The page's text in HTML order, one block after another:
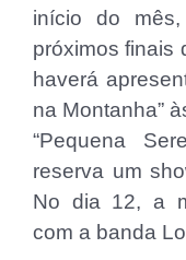
início do
próximos finais
haverá
na Montanha”
“Pequena
reserva um
No dia 12, a
com a banda